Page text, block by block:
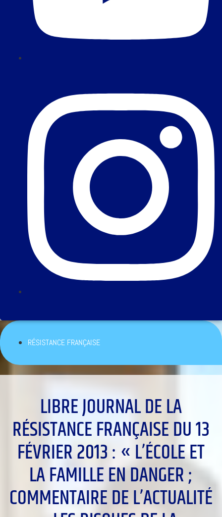
RÉSISTANCE FRANÇAISE
LIBRE JOURNAL DE LA
RÉSISTANCE FRANÇAISE DU 13
FÉVRIER 2013 : « L’ÉCOLE ET
LA FAMILLE EN DANGER ;
COMMENTAIRE DE L’ACTUALITÉ